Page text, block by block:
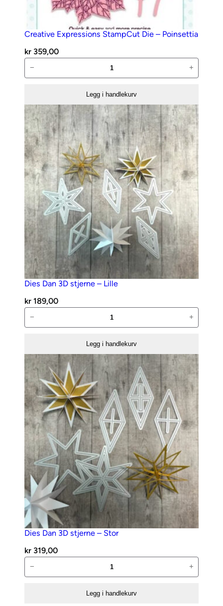
Creative Expressions StampCut Die – Poinsettia
kr 359,00
Expressions
–
Poinsettia
antall
− +
Legg i handlekurv
Dies Dan 3D stjerne – Lille
kr 189,00
Dan
–
Lille
antall
− +
Legg i handlekurv
Dies Dan 3D stjerne – Stor
kr 319,00
Dan
− +
Legg i handlekurv